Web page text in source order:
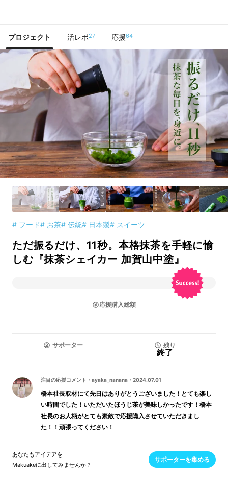
プロジェクト 活レポ27 応援64
# フード# お茶# 伝統# 日本製# スイーツ
ただ振るだけ、11秒。本格抹茶を手軽に愉
しむ『抹茶シェイカー 加賀山中塗』
応援購入総額
サポーター 残り
終了
注目の応援コメント ・ ayaka_nanana ・ 2024.07.01
橋本社長取材にて先日はありがとうございました！とても楽し
い時間でした！いただいたほうじ茶が美味しかったです！橋本
社長のお人柄がとても素敵で応援購入させていただきまし
た！！頑張ってください！
あなたもアイデアを
Makuakeに出してみませんか？
サポーターを集める